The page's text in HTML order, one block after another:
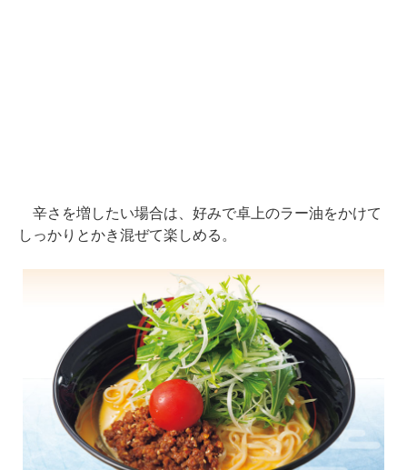
辛さを増したい場合は、好みで卓上のラー油をかけて
しっかりとかき混ぜて楽しめる。